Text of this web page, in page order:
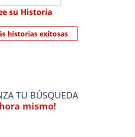
su Historia
historias exitosas
TU BÚSQUEDA
mismo!